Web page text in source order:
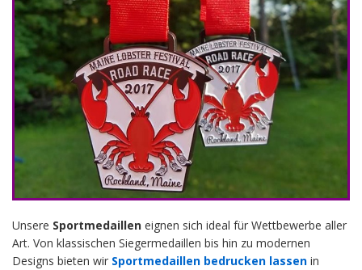
Unsere Sportmedaillen eignen sich ideal für Wettbewerbe aller
Art. Von klassischen Siegermedaillen bis hin zu modernen
Designs bieten wir Sportmedaillen bedrucken lassen in